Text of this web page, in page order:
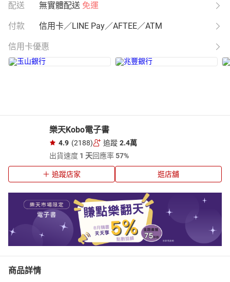
配送 無實體配送 免運
付款 信用卡／LINE Pay／AFTEE／ATM
信用卡優惠
樂天Kobo電子書
4.9 (2188) 追蹤 2.4萬
出貨速度 1 天回應率57%
追蹤店家 逛店舖
商品詳情